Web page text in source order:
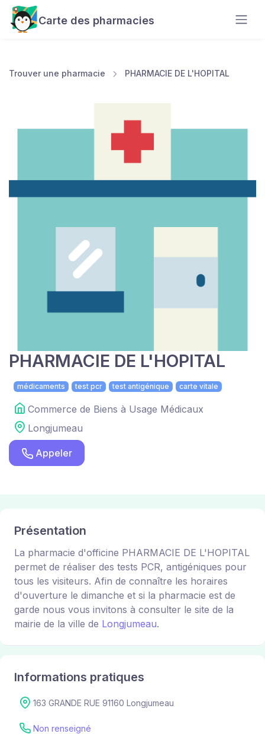
Carte des pharmacies
Trouver une pharmacie PHARMACIE DE L'HOPITAL
PHARMACIE DE L'HOPITAL
médicaments test pcr test antigénique carte vitale
Commerce de Biens à Usage Médicaux
Longjumeau
Appeler
Présentation
La pharmacie d'officine PHARMACIE DE L'HOPITAL
permet de réaliser des tests PCR, antigéniques pour
tous les visiteurs. Afin de connaître les horaires
d'ouverture le dimanche et si la pharmacie est de
garde nous vous invitons à consulter le site de la
mairie de la ville de Longjumeau.
Informations pratiques
163 GRANDE RUE 91160 Longjumeau
Non renseigné